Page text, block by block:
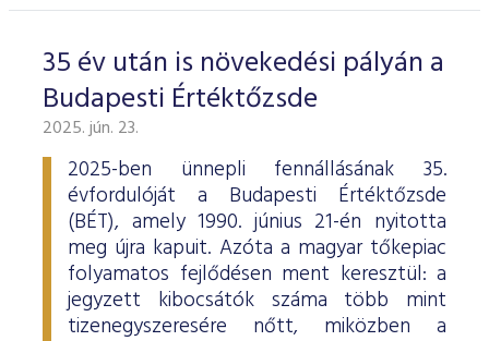
35 év után is növekedési pályán a
Budapesti Értéktőzsde
2025. jún. 23.
2025-ben ünnepli fennállásának 35.
évfordulóját a Budapesti Értéktőzsde
(BÉT), amely 1990. június 21-én nyitotta
meg újra kapuit. Azóta a magyar tőkepiac
folyamatos fejlődésen ment keresztül: a
jegyzett kibocsátók száma több mint
tizenegyszeresére nőtt, miközben a